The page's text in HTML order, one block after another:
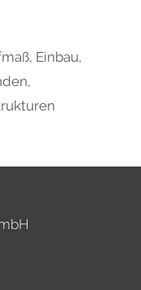
, Einbau,
,